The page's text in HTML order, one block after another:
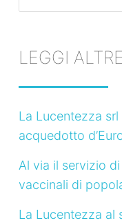
for:
LEGGI
La Lucentezza
acquedotto
Al via il servizio
vaccinali di
La Lucentezza al